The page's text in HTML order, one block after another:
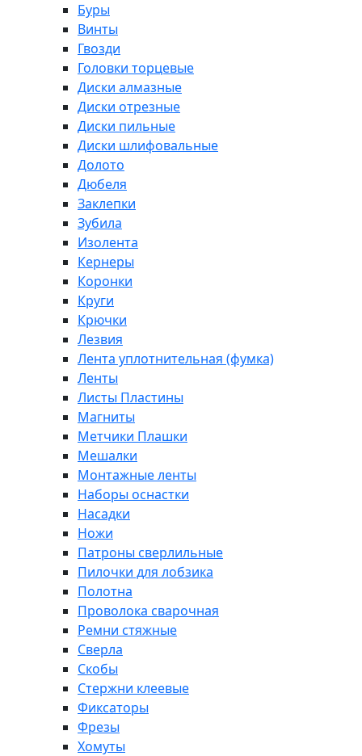
Буры
Винты
Гвозди
Головки торцевые
Диски алмазные
Диски отрезные
Диски пильные
Диски шлифовальные
Долото
Дюбеля
Заклепки
Зубила
Изолента
Кернеры
Коронки
Круги
Крючки
Лезвия
Лента уплотнительная (фумка)
Ленты
Листы Пластины
Магниты
Метчики Плашки
Мешалки
Монтажные ленты
Наборы оснастки
Насадки
Ножи
Патроны сверлильные
Пилочки для лобзика
Полотна
Проволока сварочная
Ремни стяжные
Сверла
Скобы
Стержни клеевые
Фиксаторы
Фрезы
Хомуты